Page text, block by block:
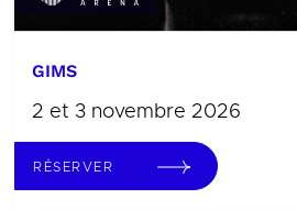
GIMS
2 et 3 novembre 2026
RÉSERVER